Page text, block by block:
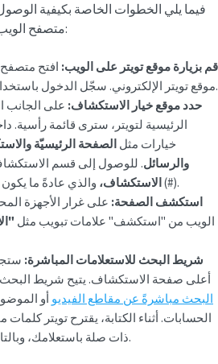
فيما يلي الخطوات الخاصة بكيفية
متصفح الويب باستخدام سطح المكتب:
قم بزيارة موقع تويتر على الويب: افتح متصفح
موقع تويتر الإلكتروني. سجّل الدخول باستخدام تفاصيل حسابك.
حدد موقع خيار الاستكشاف: على الجانب
الرئيسية لتويتر، سترى قائمة رأسية.
خيارات مثل الصفحة الرئيسيّة
والرسائل. للوصول إلى قسم
الاستكشاف،والذي عادةً ما يكون بجانبه رمز الوسم (#).
استكشف الصفحة: على غرار الأجهزة
الويب من "استكشف" علامات تبويب مثل
شريط البحث للاستعلامات المباشرة:
أعلى صفحة الاستكشاف. يتيح شريط
البحث مباشرةً عن مقاطع الفيديو أو
الحسابات. أثناء الكتابة، يقترح تويتر
ذات صلة باستعلامك، وبالتالي تحسين البحث.